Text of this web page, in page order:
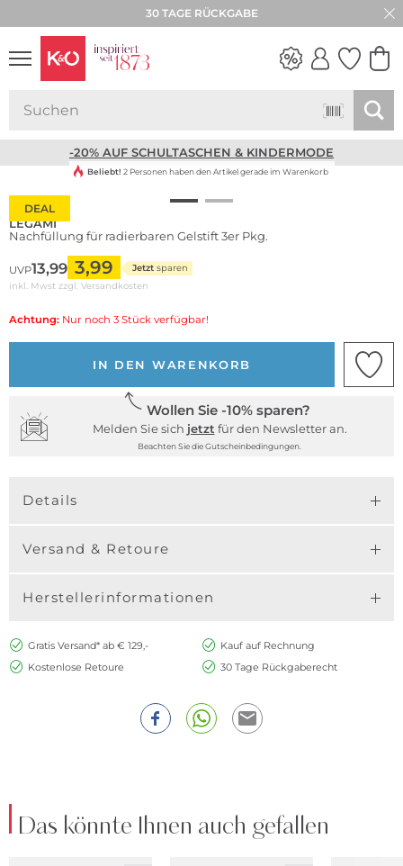
30 TAGE RÜCKGABE
-20% AUF SCHULTASCHEN & KINDERMODE
DEAL
Beliebt! 2 Personen haben den Artikel gerade im Warenkorb
LEGAMI
Nachfüllung für radierbaren Gelstift 3er Pkg.
UVP13,99 3,99 Jetzt sparen
inkl. Mwst zzgl. Versandkosten
Achtung: Nur noch 3 Stück verfügbar!
IN DEN WARENKORB
Wollen Sie -10% sparen?
Melden Sie sich jetzt für den Newsletter an.
Beachten Sie die Gutscheinbedingungen.
Details
Versand & Retoure
Herstellerinformationen
Gratis Versand* ab € 129,-
Kauf auf Rechnung
Kostenlose Retoure
30 Tage Rückgaberecht
Das könnte Ihnen auch gefallen